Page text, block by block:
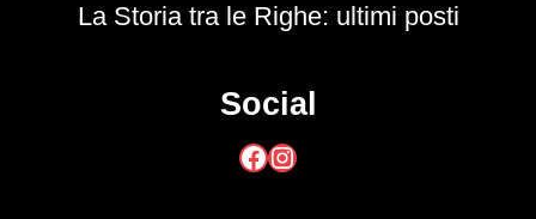
La Storia tra le Righe: ultimi posti
Social
Facebook Instagram